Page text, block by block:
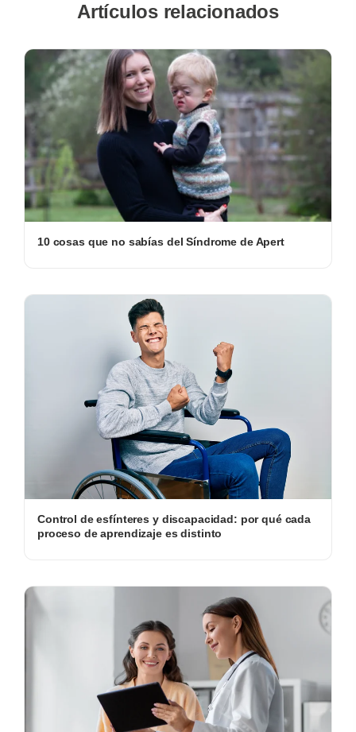
Artículos relacionados
10 cosas que no sabías del Síndrome de Apert
Control de esfínteres y discapacidad: por qué cada
proceso de aprendizaje es distinto